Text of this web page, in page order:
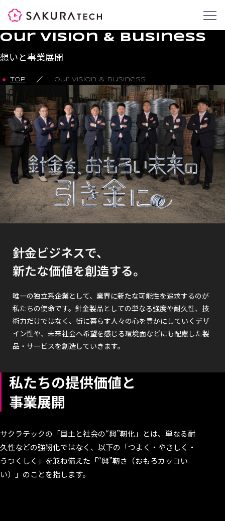
Our Vision & Business
想いと事業展開
TOP ／ Our Vision & Business
針金ビジネスで、
新たな価値を創造する。
唯一の独立系企業として、業界に新たな可能性を追求するのが
私たちの使命です。 針金製品としての単なる強度や耐久性、技
術力だけではなく、街に暮らす人々の心を豊かにしていくデザ
イン性や、未来社会へ希望を感じる環境面などにも配慮した製
品・サービスを創造していきます。
私たちの提供価値と
事業展開
サクラテックの「国土と社会の“興”靭化」とは、単なる耐
久性などの強靭化ではなく、 以下の「つよく・やさしく・
うつくしく」を兼ね備えた「“興”靭さ（おもろカッコい
い）」のことを指します。